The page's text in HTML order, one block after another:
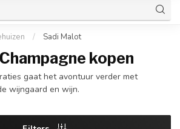
/ Sadi Malot
kopen
gaat het avontuur verder met
wijngaard en wijn.